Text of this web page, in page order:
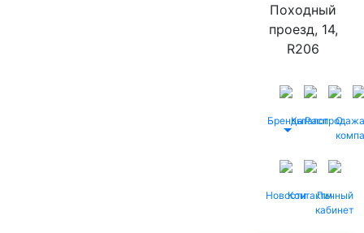
Походный
проезд, 14,
R206
БрендыКаталог
Распродажа
О
НовостиКонтактыЛичный
кабинет